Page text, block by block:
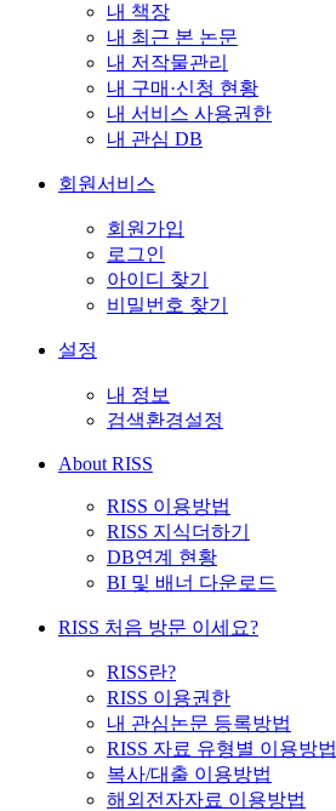
내 책장
내 최근 본 논문
내 저작물관리
내 구매·신청 현황
내 서비스 사용권한
내 관심 DB
회원서비스
회원가입
로그인
아이디 찾기
비밀번호 찾기
설정
내 정보
검색환경설정
About RISS
RISS 이용방법
RISS 지식더하기
DB연계 현황
BI 및 배너 다운로드
RISS 처음 방문 이세요?
RISS란?
RISS 이용권한
내 관심논문 등록방법
RISS 자료 유형별 이용방법
복사/대출 이용방법
해외전자자료 이용방법